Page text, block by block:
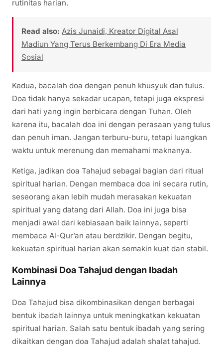
rutinitas harian.
Read also: Azis Junaidi, Kreator Digital Asal
Madiun Yang Terus Berkembang Di Era Media
Sosial
Kedua, bacalah doa dengan penuh khusyuk dan tulus.
Doa tidak hanya sekadar ucapan, tetapi juga ekspresi
dari hati yang ingin berbicara dengan Tuhan. Oleh
karena itu, bacalah doa ini dengan perasaan yang tulus
dan penuh iman. Jangan terburu-buru, tetapi luangkan
waktu untuk merenung dan memahami maknanya.
Ketiga, jadikan doa Tahajud sebagai bagian dari ritual
spiritual harian. Dengan membaca doa ini secara rutin,
seseorang akan lebih mudah merasakan kekuatan
spiritual yang datang dari Allah. Doa ini juga bisa
menjadi awal dari kebiasaan baik lainnya, seperti
membaca Al-Qur’an atau berdzikir. Dengan begitu,
kekuatan spiritual harian akan semakin kuat dan stabil.
Kombinasi Doa Tahajud dengan Ibadah
Lainnya
Doa Tahajud bisa dikombinasikan dengan berbagai
bentuk ibadah lainnya untuk meningkatkan kekuatan
spiritual harian. Salah satu bentuk ibadah yang sering
dikaitkan dengan doa Tahajud adalah shalat tahajud.